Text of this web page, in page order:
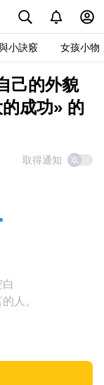
小訣竅 女孩小物
己的外貌
成功» 的
取得通知
人。